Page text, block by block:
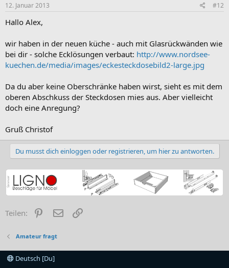
12. Januar 2013 #12
Hallo Alex,
wir haben in der neuen küche - auch mit Glasrückwänden wie
bei dir - solche Ecklösungen verbaut: http://www.nordsee-
kuechen.de/media/images/eckesteckdosebild2-large.jpg
Da du aber keine Oberschränke haben wirst, sieht es mit dem
oberen Abschkuss der Steckdosen mies aus. Aber vielleicht
doch eine Anregung?
Gruß Christof
Du musst dich einloggen oder registrieren, um hier zu antworten.
Teilen: PinterestE-Mail
Amateur fragt
Deutsch [Du]